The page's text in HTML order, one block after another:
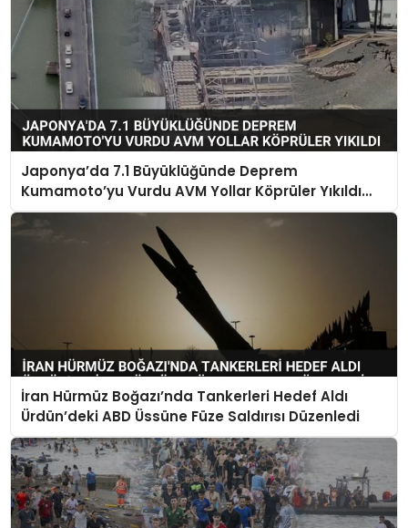
Japonya’da 7.1 Büyüklüğünde Deprem
Kumamoto’yu Vurdu AVM Yollar Köprüler Yıkıldı
Çok Sayıda Can Kaybı Var
İran Hürmüz Boğazı’nda Tankerleri Hedef Aldı
Ürdün’deki ABD Üssüne Füze Saldırısı Düzenledi